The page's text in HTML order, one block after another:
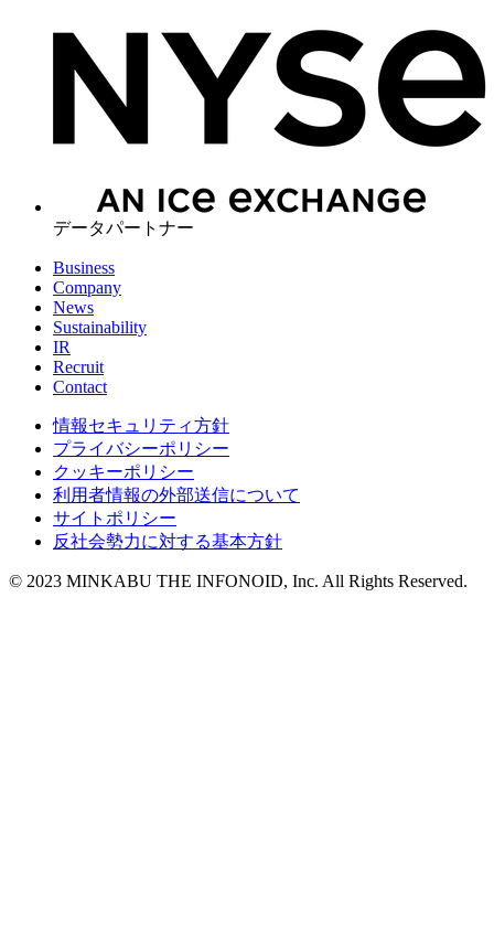
データパートナー
Business
Company
News
Sustainability
IR
Recruit
Contact
情報セキュリティ方針
プライバシーポリシー
クッキーポリシー
利用者情報の外部送信について
サイトポリシー
反社会勢力に対する基本方針
© 2023 MINKABU THE INFONOID, Inc. All Rights Reserved.